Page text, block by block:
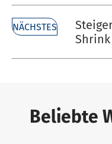
NÄCHSTES
Shrink
Beliebte